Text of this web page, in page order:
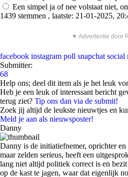
Een simpel ja of nee volstaat niet,
1439 stemmen , laatste: 21-01-2025,
▼ Advertentie door
facebook instagram poll snapchat social
Submitter:
68
Help ons; deel dit item als je het leuk
Heb je een leuk of interessant bericht
terug ziet? Tip ons dan via de submit!
Zoek jij altijd de leukste nieuwtjes en
Meld je aan als nieuwsposter!
Danny
Danny is de initiatiefnemer, oprichter
maar zelden serieus, heeft een
lang niet altijd politiek correct is en bezit
op de kast te jagen, waar dat eigenlijk